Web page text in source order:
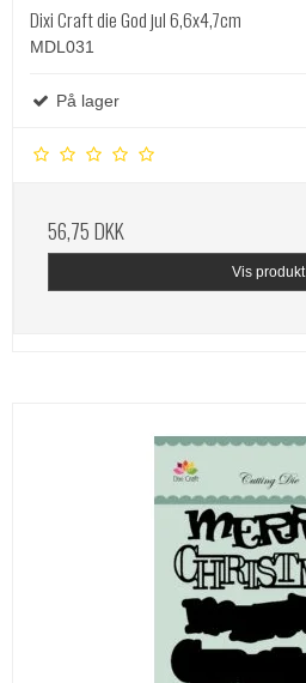
Dixi Craft die God jul 6,6x4,7cm
MDL031
På lager
56,75 DKK
Vis produkt